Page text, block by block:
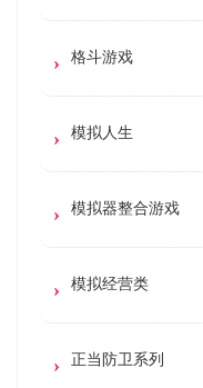
格斗游戏
模拟人生
模拟器整合游戏
模拟经营类
正当防卫系列